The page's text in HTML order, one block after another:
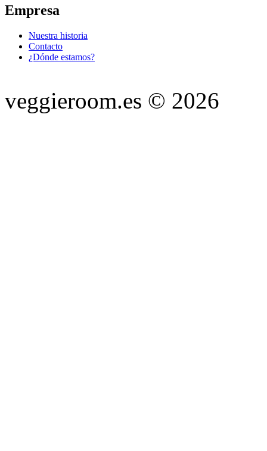
Empresa
Nuestra historia
Contacto
¿Dónde estamos?
veggieroom.es © 2026